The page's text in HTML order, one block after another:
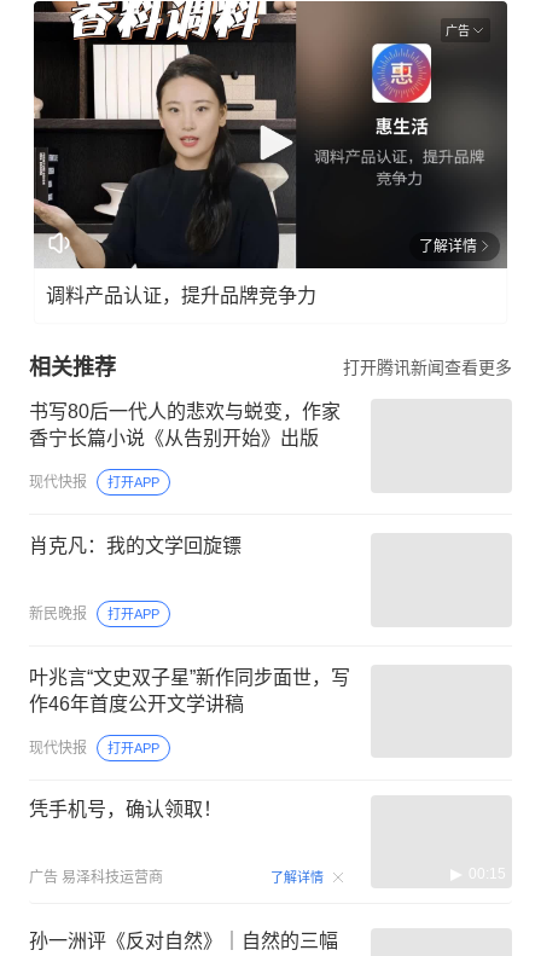
广告
了解详情
调料产品认证，提升品牌竞争力
相关推荐 打开腾讯新闻查看更多
书写80后一代人的悲欢与蜕变，作家
香宁长篇小说《从告别开始》出版
现代快报 打开APP
肖克凡：我的文学回旋镖
新民晚报 打开APP
叶兆言“文史双子星”新作同步面世，写
作46年首度公开文学讲稿
现代快报 打开APP
凭手机号，确认领取！
广告 易泽科技运营商 了解详情 00:15
孙一洲评《反对自然》｜自然的三幅